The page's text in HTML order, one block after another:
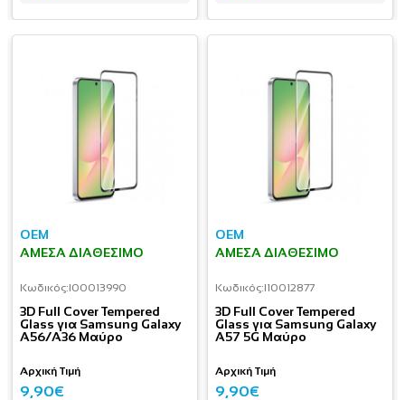
OEM
ΆΜΕΣΑ ΔΙΑΘΈΣΙΜΟ
Κωδικός:I00013990
3D Full Cover Tempered
Glass για Samsung Galaxy
A56/A36 Μαύρο
Αρχική Τιμή
9,90€
OEM
ΆΜΕΣΑ ΔΙΑΘΈΣΙΜΟ
Κωδικός:I10012877
3D Full Cover Tempered
Glass για Samsung Galaxy
A57 5G Μαύρο
Αρχική Τιμή
9,90€